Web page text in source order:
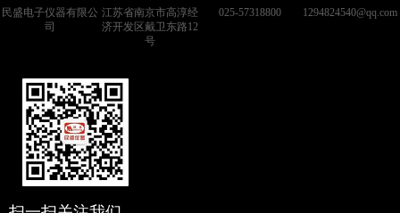
民盛电子仪器有限公
司
江苏省南京市高淳经
济开发区戴卫东路12
号
025-57318800 1294824540@qq.com